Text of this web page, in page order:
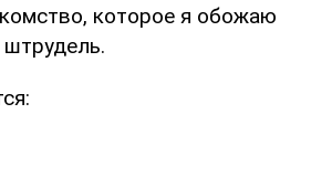
которое я обожаю
штрудель.